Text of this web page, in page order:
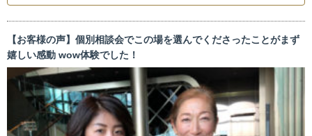
【お客様の声】個別相談会でこの場を選んでくださったことがまず
嬉しい感動 wow体験でした！